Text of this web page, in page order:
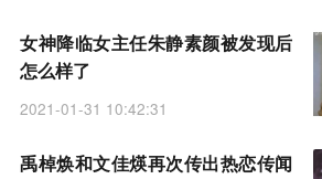
女神降临女主任朱静素颜被发现后
怎么样了
2021-01-31 10:42:31
禹棹焕和文佳煐再次传出热恋传闻